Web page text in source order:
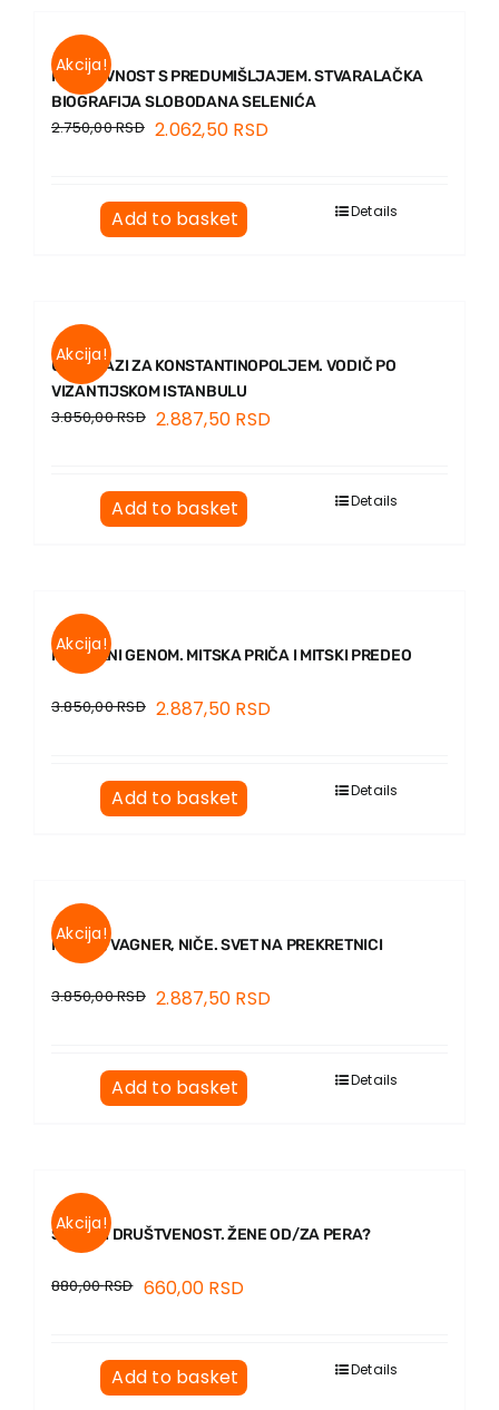
Akcija!
KNJIŽEVNOST S PREDUMIŠLJAJEM. STVARALAČKA
BIOGRAFIJA SLOBODANA SELENIĆA
2.750,00RSD 2.062,50 RSD
Add to basket Details
Akcija!
U POTRAZI ZA KONSTANTINOPOLJEM. VODIČ PO
VIZANTIJSKOM ISTANBULU
3.850,00RSD 2.887,50 RSD
Add to basket Details
Akcija!
KULTURNI GENOM. MITSKA PRIČA I MITSKI PREDEO
3.850,00RSD 2.887,50 RSD
Add to basket Details
Akcija!
MARKS, VAGNER, NIČE. SVET NA PREKRETNICI
3.850,00RSD 2.887,50 RSD
Add to basket Details
Akcija!
SALON I DRUŠTVENOST. ŽENE OD/ZA PERA?
880,00RSD 660,00 RSD
Add to basket Details